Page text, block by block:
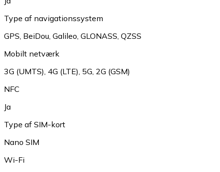
Type af navigationssystem
GPS, BeiDou, Galileo, GLONASS, QZSS
Mobilt netværk
3G (UMTS), 4G (LTE), 5G, 2G (GSM)
NFC
Ja
Type af SIM-kort
Nano SIM
Wi-Fi